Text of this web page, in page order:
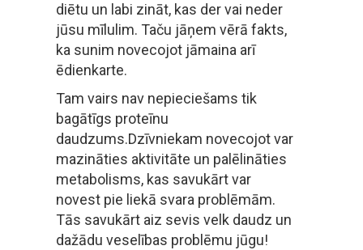
diētu un labi zināt, kas der vai neder
jūsu mīlulim. Taču jāņem vērā fakts,
ka sunim novecojot jāmaina arī
ēdienkarte.
Tam vairs nav nepieciešams tik
bagātīgs proteīnu
daudzums.Dzīvniekam novecojot var
mazināties aktivitāte un palēlināties
metabolisms, kas savukārt var
novest pie liekā svara problēmām.
Tās savukārt aiz sevis velk daudz un
dažādu veselības problēmu jūgu!